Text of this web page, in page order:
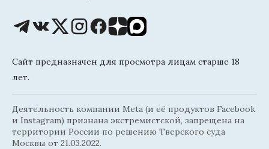
Сайт предназначен для просмотра лицам старше 18
лет.
Деятельность компании Meta (и её продуктов Facebook
и Instagram) признана экстремистской, запрещена на
территории России по решению Тверского суда
Москвы от 21.03.2022.